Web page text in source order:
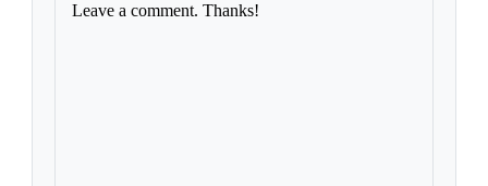
Leave a comment. Thanks!